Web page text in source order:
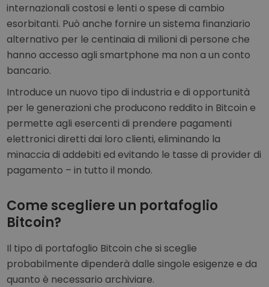
internazionali costosi e lenti o spese di cambio
esorbitanti. Può anche fornire un sistema finanziario
alternativo per le centinaia di milioni di persone che
hanno accesso agli smartphone ma non a un conto
bancario.
Introduce un nuovo tipo di industria e di opportunità
per le generazioni che producono reddito in Bitcoin e
permette agli esercenti di prendere pagamenti
elettronici diretti dai loro clienti, eliminando la
minaccia di addebiti ed evitando le tasse di provider di
pagamento – in tutto il mondo.
Come scegliere un portafoglio
Bitcoin?
Il tipo di portafoglio Bitcoin che si sceglie
probabilmente dipenderà dalle singole esigenze e da
quanto è necessario archiviare.